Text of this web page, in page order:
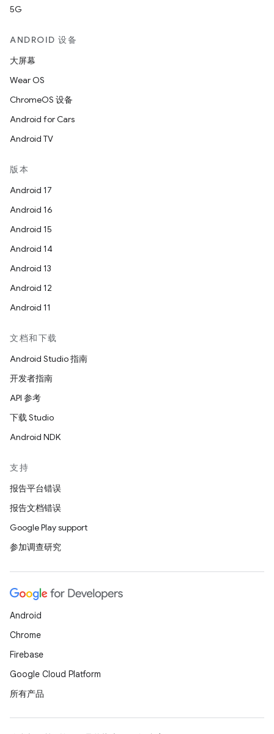
5G
ANDROID 设备
大屏幕
Wear OS
ChromeOS 设备
Android for Cars
Android TV
版本
Android 17
Android 16
Android 15
Android 14
Android 13
Android 12
Android 11
文档和下载
Android Studio 指南
开发者指南
API 参考
下载 Studio
Android NDK
支持
报告平台错误
报告文档错误
Google Play support
参加调查研究
Android
Chrome
Firebase
Google Cloud Platform
所有产品